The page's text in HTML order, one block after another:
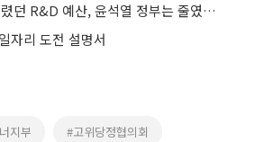
한정애 “IMF에도 늘렸던 R&D 예산, 윤석열 정부는 줄였다”
자리 도전 설명서
지부 #고위당정협의회